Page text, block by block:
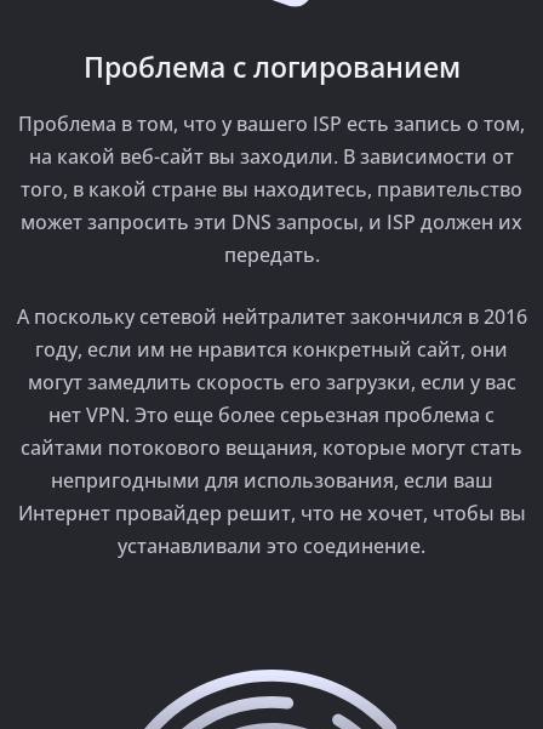
Проблема с логированием
Проблема в том, что у вашего ISP есть запись о том,
на какой веб-сайт вы заходили. В зависимости от
того, в какой стране вы находитесь, правительство
может запросить эти DNS запросы, и ISP должен их
передать.
А поскольку сетевой нейтралитет закончился в 2016
году, если им не нравится конкретный сайт, они
могут замедлить скорость его загрузки, если у вас
нет VPN. Это еще более серьезная проблема с
сайтами потокового вещания, которые могут стать
непригодными для использования, если ваш
Интернет провайдер решит, что не хочет, чтобы вы
устанавливали это соединение.